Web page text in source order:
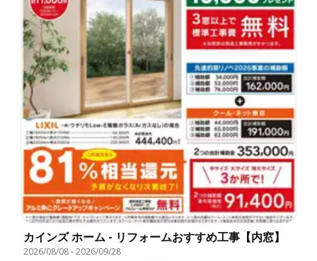
カインズ ホーム - リフォームおすすめ工事【内窓】
2026/08/08-2026/09/28